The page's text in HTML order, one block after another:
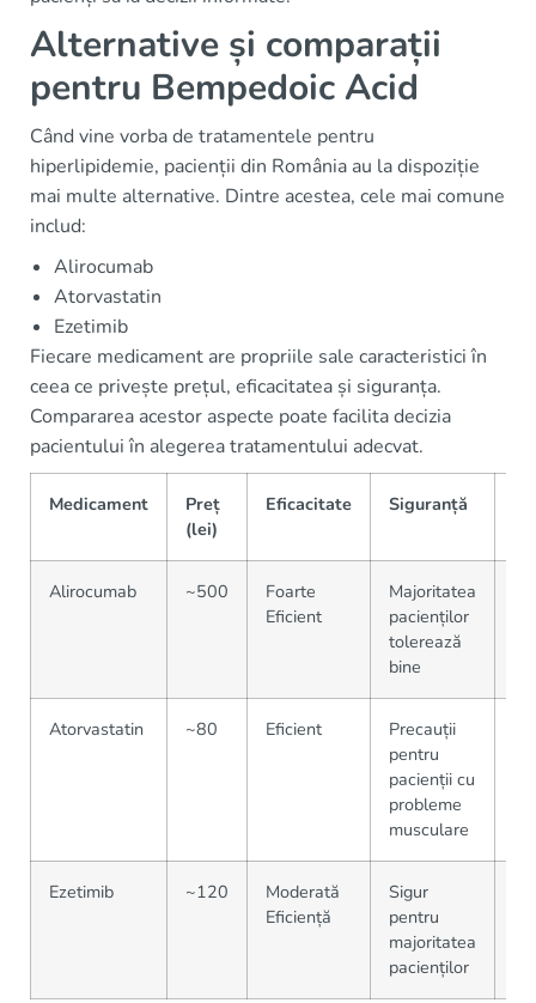
Alternative și comparații
pentru Bempedoic Acid
Când vine vorba de tratamentele pentru
hiperlipidemie, pacienții din România au la dispoziție
mai multe alternative. Dintre acestea, cele mai comune
includ:
Alirocumab
Atorvastatin
Ezetimib
Fiecare medicament are propriile sale caracteristici în
ceea ce privește prețul, eficacitatea și siguranța.
Compararea acestor aspecte poate facilita decizia
pacientului în alegerea tratamentului adecvat.
Medicament
Preț
(lei)
Eficacitate Siguranță
Alirocumab ~500
Foarte
Eficient
Majoritatea
pacienților
tolerează
bine
Atorvastatin ~80 Eficient
Precauții
pentru
pacienții cu
probleme
musculare
Ezetimib ~120
Moderată
Eficiență
Sigur
pentru
majoritatea
pacienților